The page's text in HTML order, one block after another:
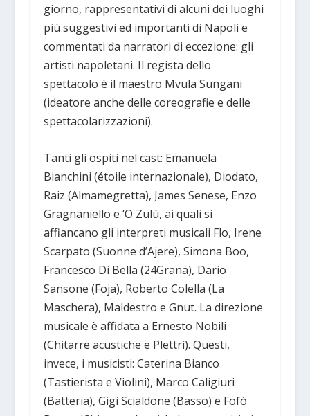
giorno, rappresentativi di alcuni dei luoghi
più suggestivi ed importanti di Napoli e
commentati da narratori di eccezione: gli
artisti napoletani. Il regista dello
spettacolo è il maestro Mvula Sungani
(ideatore anche delle coreografie e delle
spettacolarizzazioni).
Tanti gli ospiti nel cast: Emanuela
Bianchini (étoile internazionale), Diodato,
Raiz (Almamegretta), James Senese, Enzo
Gragnaniello e ‘O Zulù, ai quali si
affiancano gli interpreti musicali Flo, Irene
Scarpato (Suonne d’Ajere), Simona Boo,
Francesco Di Bella (24Grana), Dario
Sansone (Foja), Roberto Colella (La
Maschera), Maldestro e Gnut. La direzione
musicale è affidata a Ernesto Nobili
(Chitarre acustiche e Plettri). Questi,
invece, i musicisti: Caterina Bianco
(Tastierista e Violini), Marco Caligiuri
(Batteria), Gigi Scialdone (Basso) e Fofò